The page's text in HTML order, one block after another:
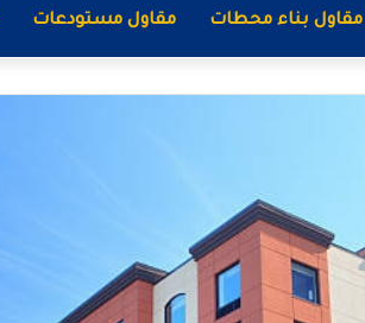
مقاول مستودعات مقاول بناء محطات